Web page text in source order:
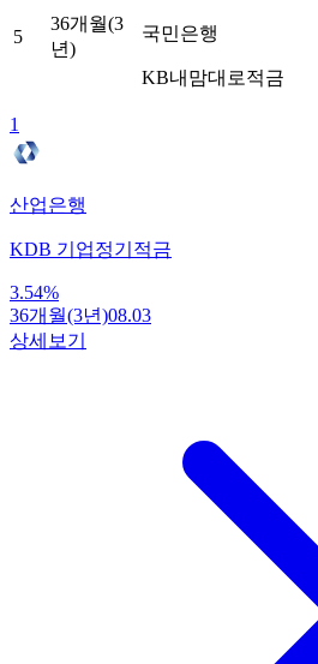
5
36개월(3
년)
국민은행
KB내맘대로적금
1
산업은행
KDB 기업정기적금
3.54%
36개월(3년)08.03
상세보기